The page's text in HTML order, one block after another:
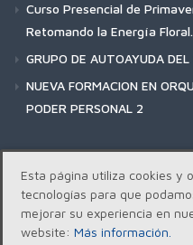
Curso Presencial de
Retomando la Energía
GRUPO DE AUTOAYUDA
NUEVA FORMACION EN
PODER PERSONAL 2
Copyright | Centro Edward
Esta página utiliza cookies y
tecnologías para que
mejorar su experiencia en
website: Más información.